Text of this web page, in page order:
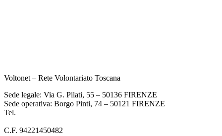
Voltonet – Rete Volontariato Toscana
Sede legale: Via G. Pilati, 55 – 50136 FIRENZE
Sede operativa: Borgo Pinti, 74 – 50121 FIRENZE
Tel.
C.F. 94221450482